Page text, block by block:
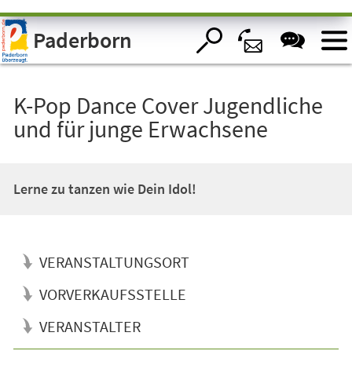
Visuelle
Assistenzsoftware
öffnen.Paderborn
K-Pop Dance Cover Jugendliche
und für junge Erwachsene
Lerne zu tanzen wie Dein Idol!
VERANSTALTUNGSORT
VORVERKAUFSSTELLE
VERANSTALTER